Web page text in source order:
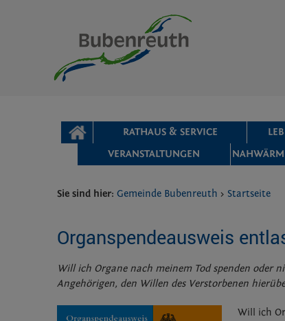
STARTSEITE RATHAUS & SERVICE
VERANSTALTUNGEN
Sie sind hier: Gemeinde Bubenreuth > Startseite
Organspendeausweis
Will ich Organe nach meinem Tod spenden oder
Angehörigen, den Willen des Verstorbenen
Will ich